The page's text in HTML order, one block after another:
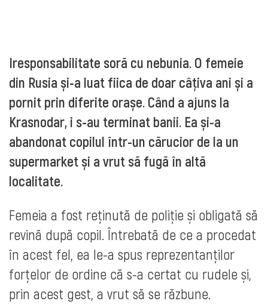
Iresponsabilitate soră cu nebunia. O femeie
din Rusia și-a luat fiica de doar câțiva ani și a
pornit prin diferite orașe. Când a ajuns la
Krasnodar, i s-au terminat banii. Ea și-a
abandonat copilul într-un cărucior de la un
supermarket și a vrut să fugă în altă
localitate.
Femeia a fost reținută de poliție și obligată să
revină după copil. Întrebată de ce a procedat
în acest fel, ea le-a spus reprezentanților
forțelor de ordine că s-a certat cu rudele și,
prin acest gest, a vrut să se răzbune.